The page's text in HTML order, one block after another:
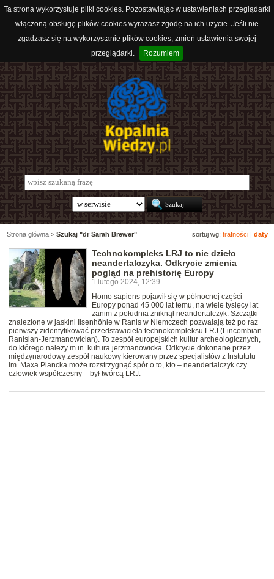
Ta strona wykorzystuje pliki cookies. Pozostawiając w ustawieniach przeglądarki
włączoną obsługę plików cookies wyrażasz zgodę na ich użycie. Jeśli nie
zgadzasz się na wykorzystanie plików cookies, zmień ustawienia swojej
przeglądarki.
Rozumiem
sortuj wg: trafności daty
Strona główna > Szukaj "dr Sarah Brewer"
Technokompleks LRJ to nie dzieło
neandertalczyka. Odkrycie zmienia
pogląd na prehistorię Europy
1 lutego 2024, 12:39
Homo sapiens pojawił się w północnej części
Europy ponad 45 000 lat temu, na wiele tysięcy lat
zanim z południa zniknął neandertalczyk. Szczątki
znalezione w jaskini Ilsenhöhle w Ranis w Niemczech pozwalają też po raz
pierwszy zidentyfikować przedstawiciela technokompleksu LRJ (Lincombian-
Ranisian-Jerzmanowician). To zespół europejskich kultur archeologicznych,
do którego należy m.in. kultura jerzmanowicka. Odkrycie dokonane przez
międzynarodowy zespół naukowy kierowany przez specjalistów z Instututu
im. Maxa Plancka może rozstrzygnąć spór o to, kto – neandertalczyk czy
człowiek współczesny – był twórcą LRJ.